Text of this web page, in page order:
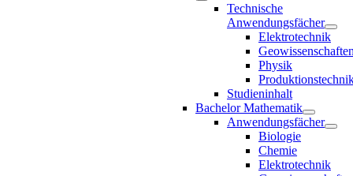
Technische
Anwendungsfächer
Elektrotechnik
Physik
Studieninhalt
Bachelor Mathematik
Anwendungsfächer
Biologie
Chemie
Elektrotechnik